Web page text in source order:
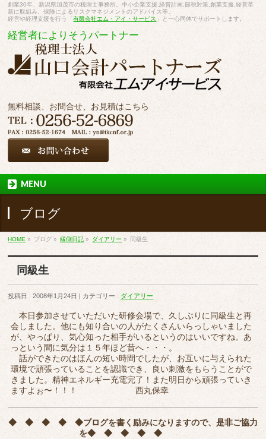
創業30年、新潟県加茂市の税理士事務所。中小企業支援,経営計画,節税対策,創業支援,経営革
新に取組み、保険によるリスクマネジメントのアドバイス等。
経営や経理支援を行う「有限会社エム・アイ・サービス 」と一心同体でサポートします。
経営者によりそうパートナー
無料相談、お問合せ、お見積はこちら
MENU
ブログ
HOME » ブログ » 縁側日記 » ダイアリー » 同級生
同級生
投稿日 : 2008年1月24日 カテゴリー : ダイアリー
本日参加させていただいた研修会場で、久しぶりに同級生と再
会しました。他にも知り合いの人がたくさんいらっしゃいました
が、やっぱり、気心知った相手がいるというのはいいですね。あ
っという間に気分は１５年ほど昔へ・・・。
話ができたのはほんの短い時間でしたが、お互いに与えられた
環境で頑張っていることを認識でき、良い刺激をもらうことがで
きました。精神エネルギー充電完了！また明日から頑張っていき
ますよぉ〜！！！ 西丸保幸
◆ ◆ ◆ ◆ ◆ブログを書く励みになりますので、是非ご協力
を◆ ◆ ◆ ◆ ◆